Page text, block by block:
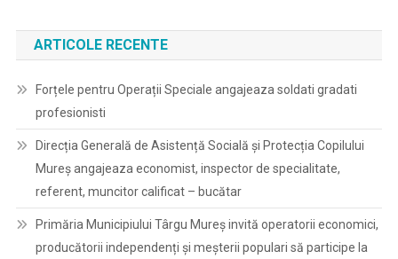
ARTICOLE RECENTE
Forțele pentru Operații Speciale angajeaza soldati gradati
profesionisti
Direcția Generală de Asistență Socială și Protecția Copilului
Mureș angajeaza economist, inspector de specialitate,
referent, muncitor calificat – bucătar
Primăria Municipiului Târgu Mureș invită operatorii economici,
producătorii independenți și meșterii populari să participe la